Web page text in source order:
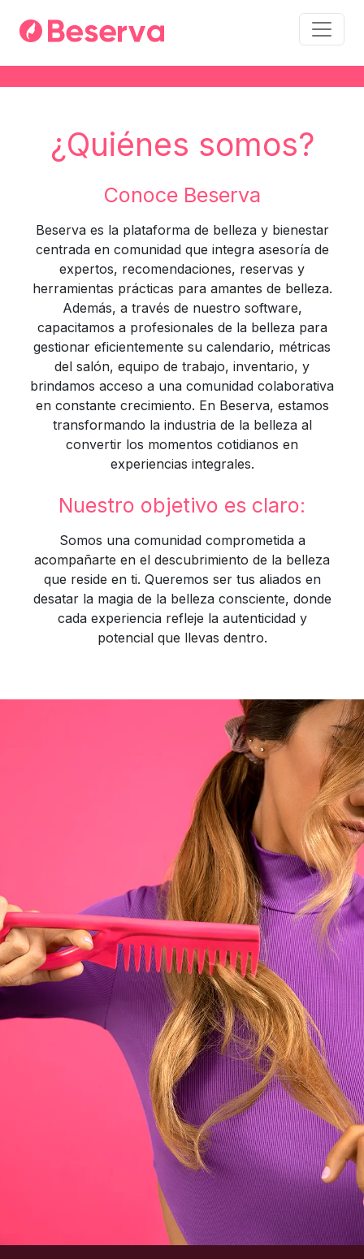
¿Quiénes somos?
Conoce Beserva
Beserva es la plataforma de belleza y bienestar
centrada en comunidad que integra asesoría de
expertos, recomendaciones, reservas y
herramientas prácticas para amantes de belleza.
Además, a través de nuestro software,
capacitamos a profesionales de la belleza para
gestionar eficientemente su calendario, métricas
del salón, equipo de trabajo, inventario, y
brindamos acceso a una comunidad colaborativa
en constante crecimiento. En Beserva, estamos
transformando la industria de la belleza al
convertir los momentos cotidianos en
experiencias integrales.
Nuestro objetivo es claro:
Somos una comunidad comprometida a
acompañarte en el descubrimiento de la belleza
que reside en ti. Queremos ser tus aliados en
desatar la magia de la belleza consciente, donde
cada experiencia refleje la autenticidad y
potencial que llevas dentro.